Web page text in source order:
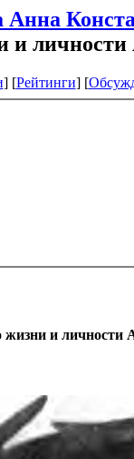
Анна
и
] [Рейтинги] [
жизни и личности